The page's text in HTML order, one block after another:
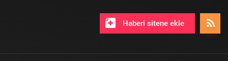
Haberi sitene ekle